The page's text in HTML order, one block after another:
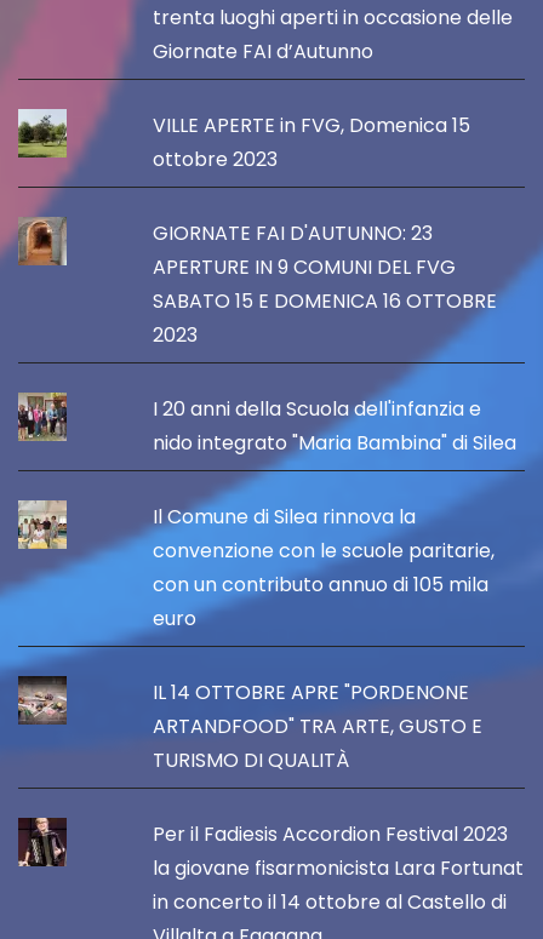
trenta luoghi aperti in occasione delle
Giornate FAI d’Autunno
VILLE APERTE in FVG, Domenica 15
ottobre 2023
GIORNATE FAI D'AUTUNNO: 23
APERTURE IN 9 COMUNI DEL FVG
SABATO 15 E DOMENICA 16 OTTOBRE
2023
I 20 anni della Scuola dell'infanzia e
nido integrato "Maria Bambina" di Silea
Il Comune di Silea rinnova la
convenzione con le scuole paritarie,
con un contributo annuo di 105 mila
euro
IL 14 OTTOBRE APRE "PORDENONE
ARTANDFOOD" TRA ARTE, GUSTO E
TURISMO DI QUALITÀ
Per il Fadiesis Accordion Festival 2023
la giovane fisarmonicista Lara Fortunat
in concerto il 14 ottobre al Castello di